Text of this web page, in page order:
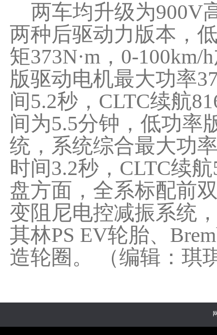
两车均升级为900V
两种后驱动力版本，
矩373N·m，0-
版驱动电机最大功率
间5.2秒，CLTC续航
间为5.5分钟，低功率
统，系统综合最大功
时间3.2秒，CLTC续
盘方面，全系标配前
变阻尼电控减振系统
其林PS EV轮胎、
造轮圈。 （编辑：琪